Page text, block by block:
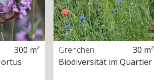
300 m²
Grenchen
30 m²
Biodiversität im Quartier